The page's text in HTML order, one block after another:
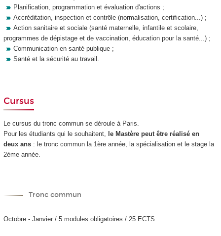
Planification, programmation et évaluation d'actions ;
Accréditation, inspection et contrôle (normalisation, certification...) ;
Action sanitaire et sociale (santé maternelle, infantile et scolaire,
programmes de dépistage et de vaccination, éducation pour la santé...) ;
Communication en santé publique ;
Santé et la sécurité au travail.
Cursus
Le cursus du tronc commun se déroule à Paris.
Pour les étudiants qui le souhaitent, le Mastère peut être réalisé en
deux ans : le tronc commun la 1ère année, la spécialisation et le stage la
2ème année.
Tronc commun
Octobre - Janvier / 5 modules obligatoires / 25 ECTS